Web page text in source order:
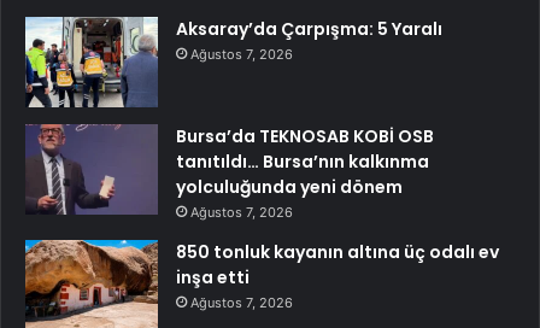
Aksaray’da Çarpışma: 5 Yaralı
Ağustos 7, 2026
Bursa’da TEKNOSAB KOBİ OSB
tanıtıldı… Bursa’nın kalkınma
yolculuğunda yeni dönem
Ağustos 7, 2026
850 tonluk kayanın altına üç odalı ev
inşa etti
Ağustos 7, 2026